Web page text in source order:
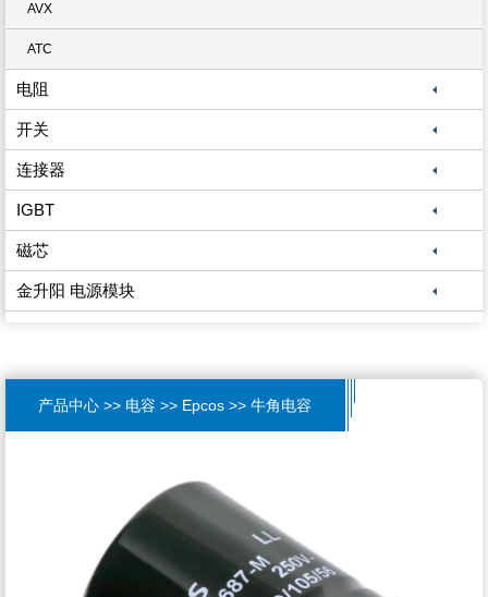
AVX
ATC
电阻
开关
连接器
IGBT
磁芯
金升阳 电源模块
产品中心 >> 电容 >> Epcos >> 牛角电容